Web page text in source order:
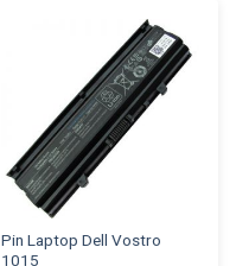
Pin Laptop Dell Vostro
1015